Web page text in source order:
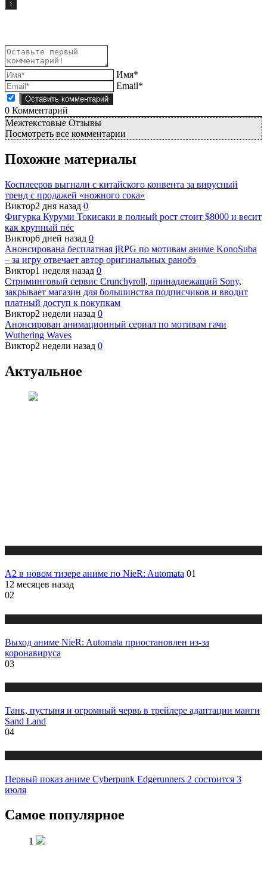
Имя*
Email*
0 Комментарий
Межтекстовые Отзывы
Посмотреть все комментарии
Похожие материалы
Косплееров выгнали с китайского конвента за вирусный
тренд с продажей «ножного сока»
Виктор2 дня назад 0
Фигурка Куруми Токисаки в полный рост стоит $8000 и весит
как крупный пёс
Виктор6 дней назад 0
Анонсирована бесплатная jRPG по мотивам аниме KonoSuba
– за игру отвечает автор оригинальных ранобэ
Виктор1 неделя назад 0
Стриминговый сервис Crunchyroll, принадлежащий Sony,
закрывает магазин для большинства подписчиков и вводит
платный доступ к покупкам
Виктор2 недели назад 0
Анонсирован анимационный сериал по мотивам гачи
Wuthering Waves
Виктор2 недели назад 0
Актуальное
A2 в новом тизере аниме по NieR: Automata 01
12 месяцев назад
02
Выход аниме NieR: Automata приостановлен из-за
коронавируса
03
Танк, пустыня и огромный червь в трейлере адаптации манги
Sand Land
04
Первый показ аниме Cyberpunk Edgerunners 2 состоится 3
июля
Самое популярное
1